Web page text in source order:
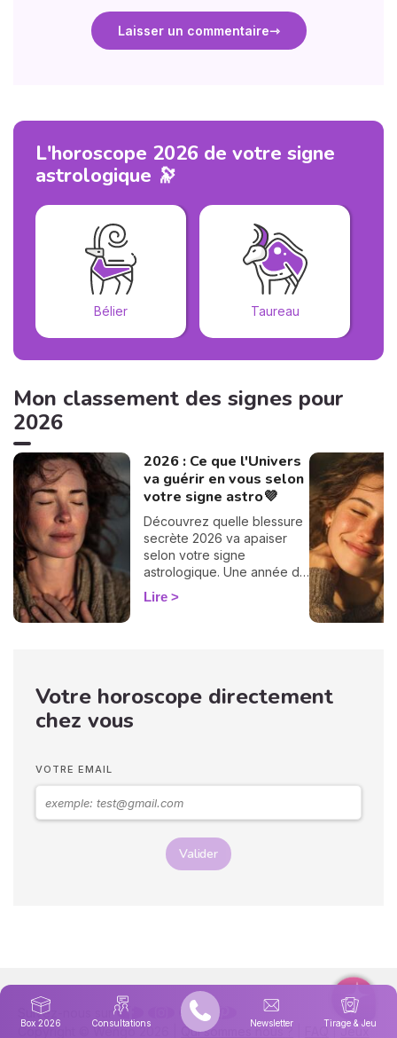
Laisser un commentaire
L'horoscope 2026 de votre signe
astrologique 🔭
Bélier Taureau
Mon classement des signes pour
2026
2026 : Ce que l'Univers
va guérir en vous selon
votre signe astro💜
Découvrez quelle blessure
secrète 2026 va apaiser
selon votre signe
astrologique. Une année de
transformation et de lumière
vous attend ✨
Lire
Votre horoscope directement
chez vous
VOTRE EMAIL
Valider
Box 2026 Consultations Newsletter Tirage & Jeu
Copyright © Wengo 2026 | Qui sommes nous ? FAQ |Jeux
Suivez-nous sur